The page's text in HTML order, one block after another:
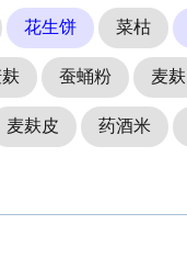
花生饼 菜枯
蚕蛹粉 麦麸
麦麸皮 药酒米